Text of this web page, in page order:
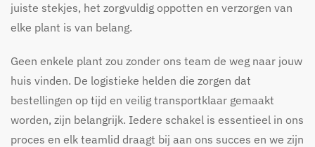
juiste stekjes, het zorgvuldig oppotten en verzorgen van
elke plant is van belang.
Geen enkele plant zou zonder ons team de weg naar jouw
huis vinden. De logistieke helden die zorgen dat
bestellingen op tijd en veilig transportklaar gemaakt
worden, zijn belangrijk. Iedere schakel is essentieel in ons
proces en elk teamlid draagt bij aan ons succes en we zijn